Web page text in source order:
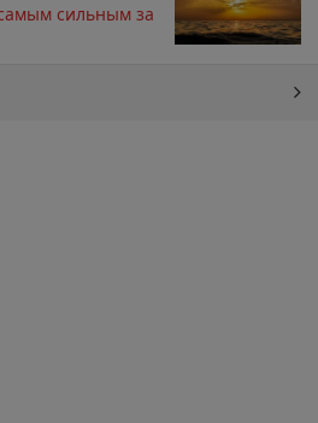
сильным за